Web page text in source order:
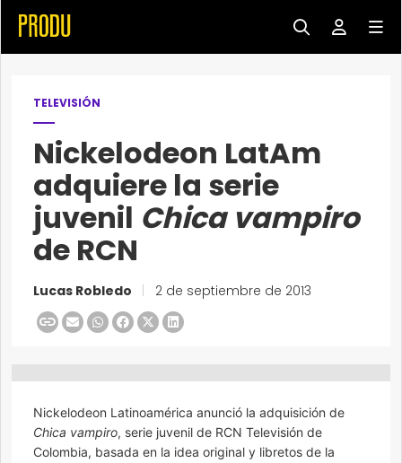
TELEVISIÓN
Nickelodeon LatAm
adquiere la serie
juvenil Chica vampiro
de RCN
Lucas Robledo 2 de septiembre de 2013
Nickelodeon Latinoamérica anunció la adquisición de
Chica vampiro, serie juvenil de RCN Televisión de
Colombia, basada en la idea original y libretos de la